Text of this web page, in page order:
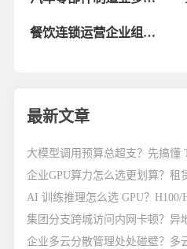
餐饮连锁运营企业组网
最新文章
大模型调用预算总超支？先搞懂
企业GPU算力怎么选更划算？租
AI 训练推理怎么选 GPU？H100/
集团分支跨城访问内网卡顿？异
企业多云分散管理处处碰壁？多